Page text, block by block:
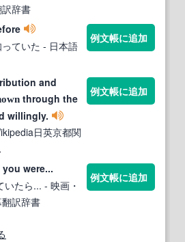
辞書
ていた - 日本語
例文帳に追加
and
through the
willingly.
日英京都関
例文帳に追加
were...
いたら... - 映画・
訳辞書
例文帳に追加